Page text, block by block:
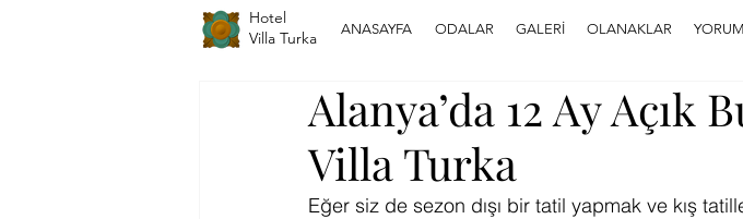
Hotel
Villa Turka
ANASAYFA ODALAR GALERİ OLANAKLAR
Alanya’da 12 Ay Açık
Villa Turka
Eğer siz de sezon dışı bir tatil yapmak ve kış